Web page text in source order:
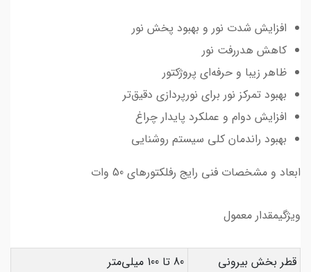
افزایش شدت نور و بهبود پخش نور
کاهش هدررفت نور
ظاهر زیبا و حرفه‌ای پروژکتور
بهبود تمرکز نور برای نورپردازی دقیق‌تر
افزایش دوام و عملکرد پایدار چراغ
بهبود راندمان کلی سیستم روشنایی
ابعاد و مشخصات فنی رایج رفلکتورهای 50 وات
ویژگیمقدار معمول
قطر بخش بیرونی
80 تا 100 میلی‌متر